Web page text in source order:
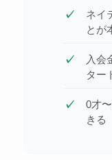
ネイ
とが
入会
ター
0才
きる